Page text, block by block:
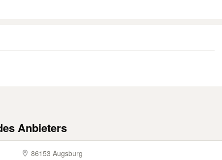
Anbieters
86153 Augsburg